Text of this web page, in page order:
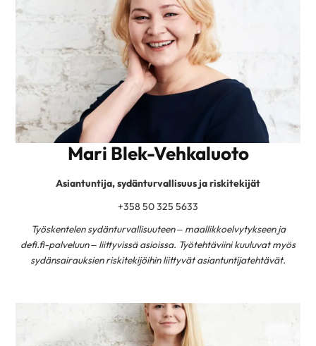
Mari Blek-Vehkaluoto
Asiantuntija, sydänturvallisuus ja riskitekijät
+358 50 325 5633
Työskentelen sydänturvallisuuteen – maallikkoelvytykseen ja
defi.fi-palveluun – liittyvissä asioissa. Työtehtäviini kuuluvat myös
sydänsairauksien riskitekijöihin liittyvät asiantuntijatehtävät.